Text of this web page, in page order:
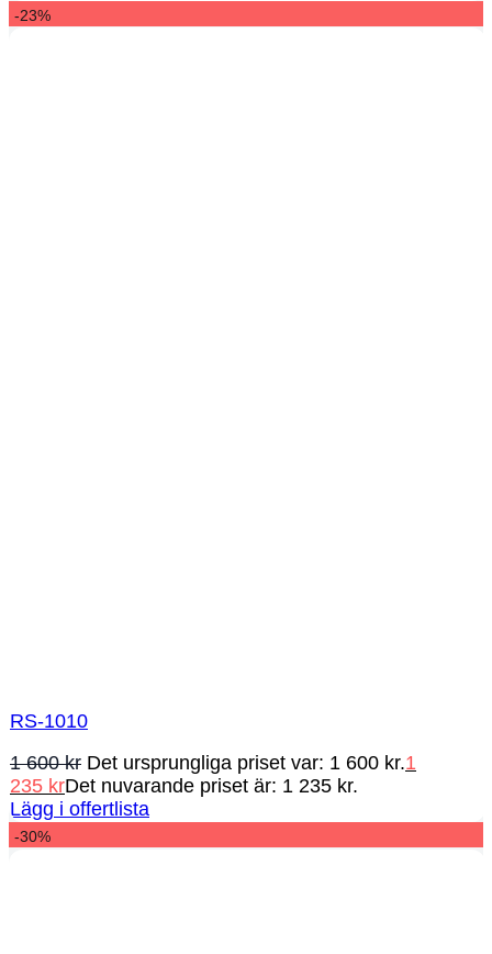
-23%
RS-1010
1 600kr Det ursprungliga priset var: 1 600 kr.1
235 krDet nuvarande priset är: 1 235 kr.
Lägg i offertlista
-30%